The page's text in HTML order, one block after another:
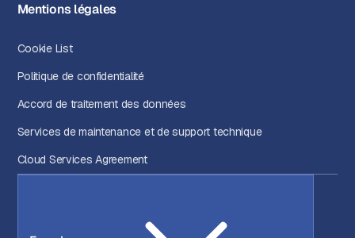
Mentions légales
Cookie List
Politique de confidentialité
Accord de traitement des données
Services de maintenance et de support technique
Cloud Services Agreement